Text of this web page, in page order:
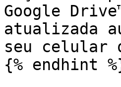
Google
atualizada
seu celular
{% endhint